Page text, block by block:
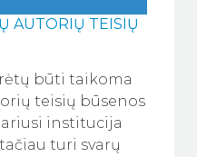
AUTORIŲ TEISIŲ
būti taikoma
teisių būsenos
institucija
turi svarų